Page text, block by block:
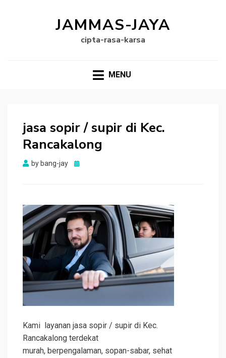
JAMMAS-JAYA
cipta-rasa-karsa
MENU
jasa sopir / supir di Kec.
Rancakalong
by bang-jay
Posted
Kami layanan jasa sopir / supir di Kec.
Rancakalong terdekat
murah, berpengalaman, sopan-sabar, sehat